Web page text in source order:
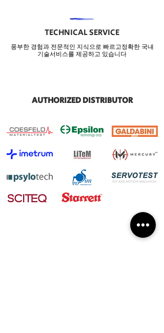
TECHNICAL SERVICE
풍부한 경험과 전문적인 지식으로 빠르고정확한 국내
기술서비스를 ​제공하고 있습니다
AUTHORIZED DISTRIBUTOR